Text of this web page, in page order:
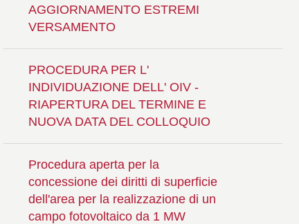
AGGIORNAMENTO ESTREMI
VERSAMENTO
PROCEDURA PER L'
INDIVIDUAZIONE DELL' OIV -
RIAPERTURA DEL TERMINE E
NUOVA DATA DEL COLLOQUIO
Procedura aperta per la
concessione dei diritti di superficie
dell'area per la realizzazione di un
campo fotovoltaico da 1 MW